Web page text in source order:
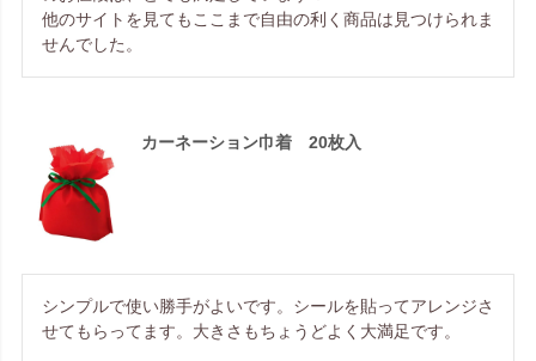
他のサイトを見てもここまで自由の利く商品は見つけられま
せんでした。
カーネーション巾着 20枚入
シンプルで使い勝手がよいです。シールを貼ってアレンジさ
せてもらってます。大きさもちょうどよく大満足です。